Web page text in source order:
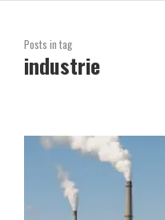
Posts in tag
industrie